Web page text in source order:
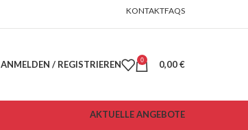
KONTAKTFAQS
ANMELDEN / REGISTRIEREN 0 0,00€
AKTUELLE ANGEBOTE